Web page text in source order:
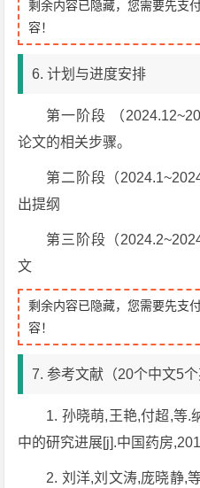
剩余内容已隐藏，您需要先支
容！
6. 计划与进度安排
第一阶段 （
论文的相关步骤。
第二阶段（
出提纲
第三阶段（
文
剩余内容已隐藏，您需要先支
容！
7. 参考文献（20个中文5个
1. 孙晓萌,王艳,付超,等.
中的研究进展[j].中国药房
2. 刘洋,刘文涛,庞晓静,